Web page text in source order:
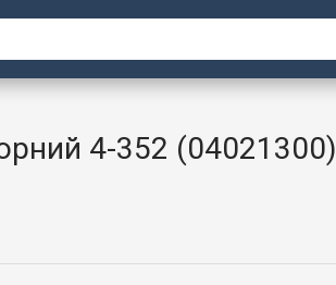
4-352 (04021300)